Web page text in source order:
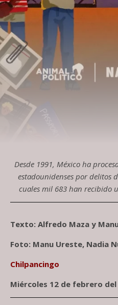
Desde 1991, México ha
estadounidenses por delitos
cuales mil 683 han recibido
Texto: Alfredo Maza y
Foto: Manu Ureste, Nadia
Chilpancingo
Miércoles 12 de febrero del